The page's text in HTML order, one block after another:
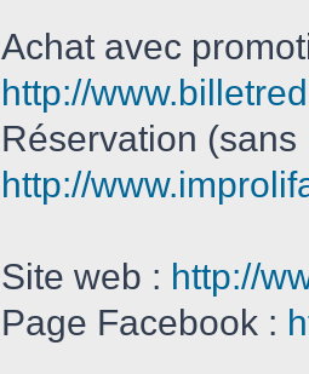
Achat avec
http://
Réservation
http://
Site web : http://
Page Facebook :